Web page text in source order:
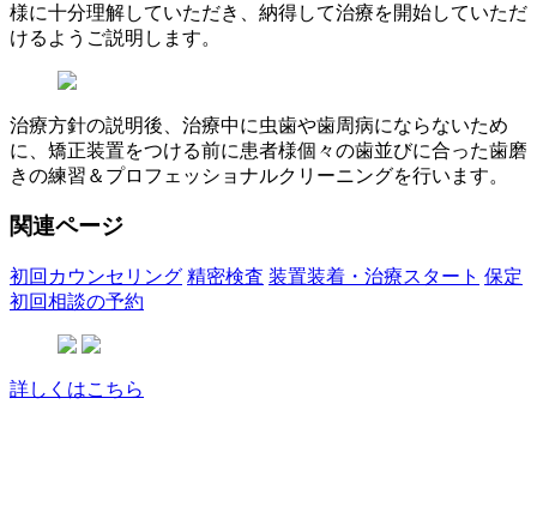
様に十分理解していただき、納得して治療を開始していただ
けるようご説明します。
治療方針の説明後、治療中に虫歯や歯周病にならないため
に、矯正装置をつける前に患者様個々の歯並びに合った歯磨
きの練習＆プロフェッショナルクリーニングを行います。
関連ページ
初回カウンセリング 精密検査 装置装着・治療スタート 保定
初回相談の予約
詳しくはこちら